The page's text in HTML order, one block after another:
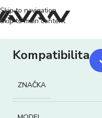
Skip to navigation
Skip to main content
Kompatibilita
ZNAČKA